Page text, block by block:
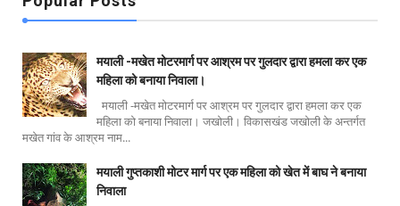
मयाली -मखेत मोटरमार्ग पर आश्रम पर गुलदार द्वारा हमला कर एक
महिला को बनाया निवाला।
मयाली -मखेत मोटरमार्ग पर आश्रम पर गुलदार द्वारा हमला कर एक
महिला को बनाया निवाला। जखोली। विकासखंड जखोली के अन्तर्गत
मखेत गांव के आश्रम नाम...
मयाली गुप्तकाशी मोटर मार्ग पर एक महिला को खेत में बाघ ने बनाया
निवाला